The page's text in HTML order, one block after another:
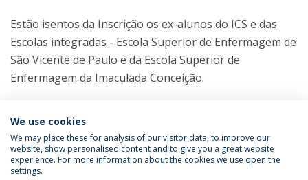
Estão isentos da Inscrição os ex-alunos do ICS e das
Escolas integradas - Escola Superior de Enfermagem de
São Vicente de Paulo e da Escola Superior de
Enfermagem da Imaculada Conceição.
Política de Privacidade
Termos e Condições
We use cookies
We may place these for analysis of our visitor data, to improve our
website, show personalised content and to give you a great website
experience. For more information about the cookies we use open the
settings.